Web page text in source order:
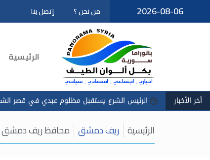
تخطى
2026-08-06 من نحن ؟ إتصل بنا
الرئيسية
آخر الأخبار الرئيس الشرع يستقبل مظلوم عبدي في قصر الشعب
الرئيسية ريف دمشق محافظ ريف دمشق